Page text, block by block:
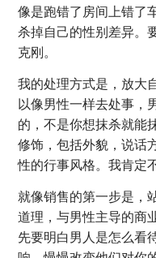
像是跑错了房间上错了
杀掉自己的性别差异。
克刚。
我的处理方式是，放大
以像男性一样去处事，
的，不是你想抹杀就能
修饰，包括外貌，说话
性的行事风格。我肯定
就像销售的第一步是，
道理，与男性主导的商
先要明白男人是怎么看